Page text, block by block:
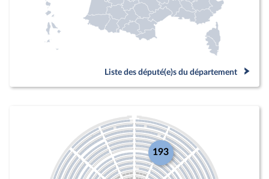
Liste des député(e)s du département
193